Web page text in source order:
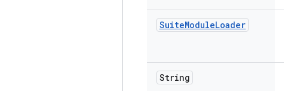
SuiteModuleLoader
String